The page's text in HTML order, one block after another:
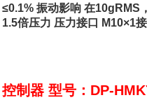
≤0.1% 振动影响 在10gRMS
1.5倍压力 压力接口 M10×1
控制器 型号：DP-